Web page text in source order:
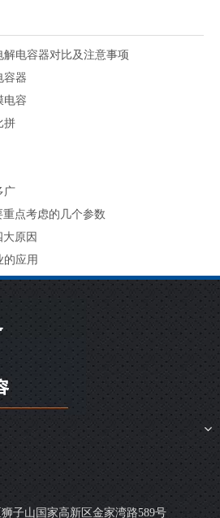
电容器对比及注意事项
容器
电容
拼
广
点考虑的几个参数
原因
的应用
子山国家高新区金家湾路589号